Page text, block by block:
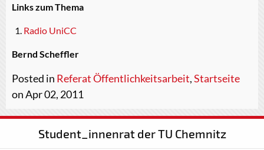
Links zum Thema
Radio UniCC
Bernd Scheffler
Posted in Referat Öffentlichkeitsarbeit,Startseite
on Apr 02, 2011
Student_innenrat der TU Chemnitz